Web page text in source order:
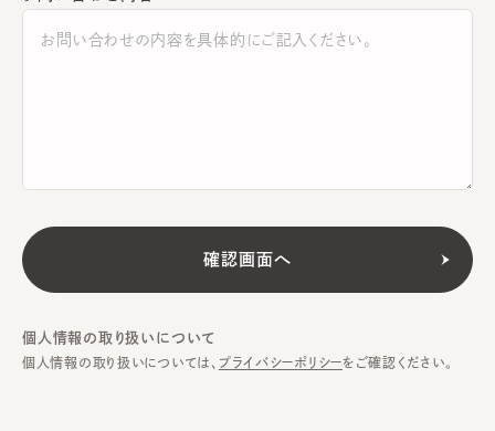
個人情報の取り扱いについて
個人情報の取り扱いについては、 プライバシーポリシーをご確認ください。